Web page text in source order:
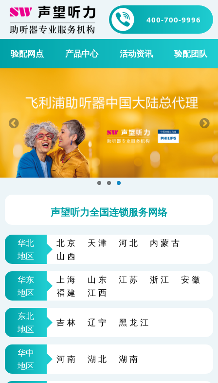
400-700-9996
验配网点 产品中心 活动资讯 验配团队
声望听力全国连锁服务网络
华北 北京 天津 河北
内蒙古
山西
地区
华东 上海 山东 江苏 浙江
安徽
福建
江西
地区
东北
吉林 辽宁 黑龙江
地区
华中
河南 湖北 湖南
地区